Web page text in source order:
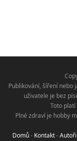
Publikování, šíření nebo
uživatele je bez
Toto platí
Plné zdraví je hobby
Domů- Kontakt-Autoři